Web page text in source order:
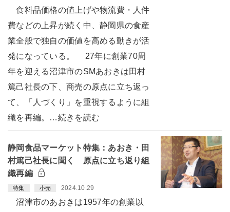
食料品価格の値上げや物流費・人件
費などの上昇が続く中、静岡県の食産
業全般で独自の価値を高める動きが活
発になっている。 27年に創業70周
年を迎える沼津市のSMあおきは田村
篤己社長の下、商売の原点に立ち返っ
て、「人づくり」を重視するように組
織を再編。…続きを読む
静岡食品マーケット特集：あおき・田
村篤己社長に聞く 原点に立ち返り組
織再編
特集 小売 2024.10.29
沼津市のあおきは1957年の創業以